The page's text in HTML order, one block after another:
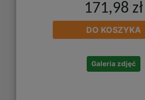
171,98 zł
DO KOSZYKA
Galeria zdjęć